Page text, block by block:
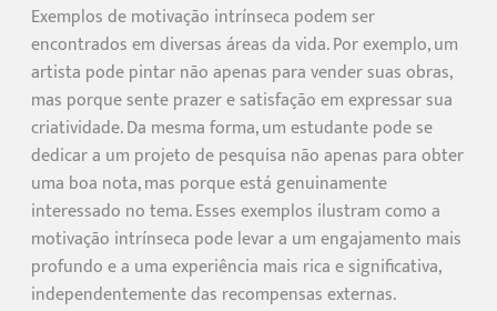
Exemplos de motivação intrínseca podem ser
encontrados em diversas áreas da vida. Por exemplo, um
artista pode pintar não apenas para vender suas obras,
mas porque sente prazer e satisfação em expressar sua
criatividade. Da mesma forma, um estudante pode se
dedicar a um projeto de pesquisa não apenas para obter
uma boa nota, mas porque está genuinamente
interessado no tema. Esses exemplos ilustram como a
motivação intrínseca pode levar a um engajamento mais
profundo e a uma experiência mais rica e significativa,
independentemente das recompensas externas.